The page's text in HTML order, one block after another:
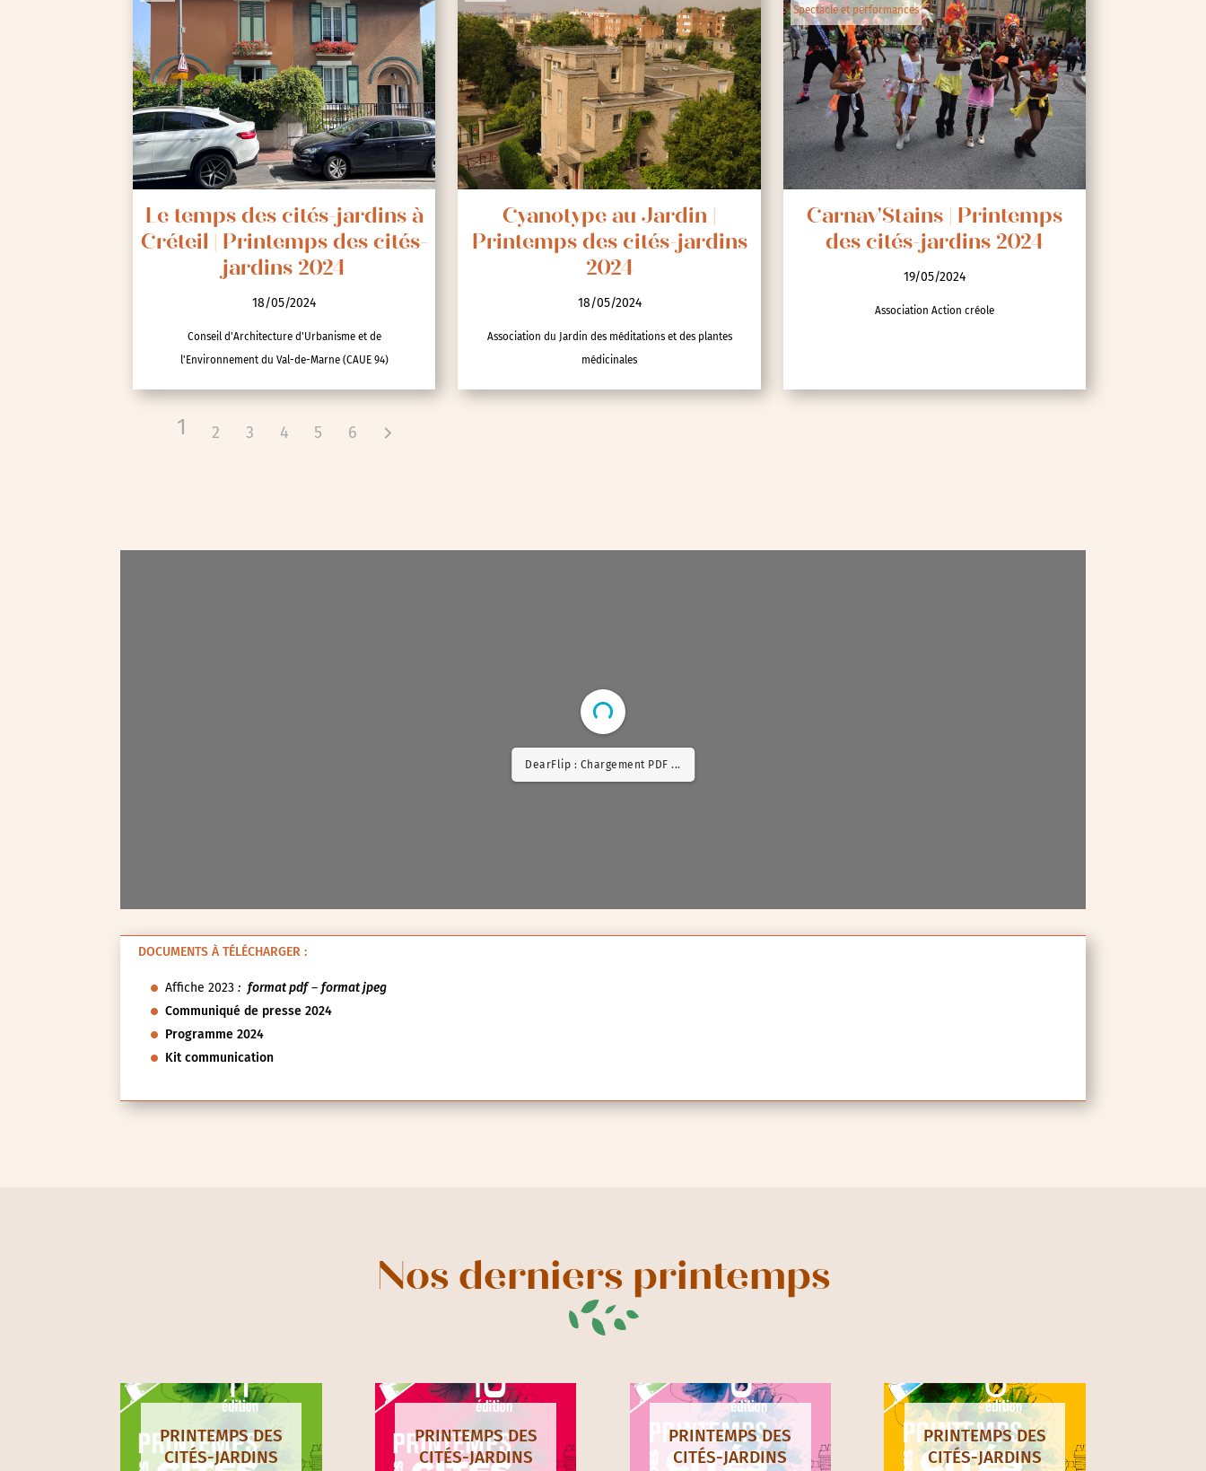
Cinéma
Conférences
Cycle de rencontres
Evenements publics
Expositions
Œuvre collective/participative
Parcours en autonomie
Parole aux habitants
Randonnées
Spectacle et performances
Visites
Voyage d'études
Le temps des cités-jardins à
Créteil | Printemps des cités-
jardins 2024
18/05/2024
Conseil d'Architecture d'Urbanisme et de
l'Environnement du Val-de-Marne (CAUE 94)
Cyanotype au Jardin |
Printemps des cités-jardins
2024
18/05/2024
Association du Jardin des méditations et des plantes
médicinales
Spectacle et performances
Carnav'Stains | Printemps
des cités-jardins 2024
19/05/2024
Association Action créole
1 2 3 4 5 6
DearFlip : Chargement PDF 6% ...
DOCUMENTS À TÉLÉCHARGER :
Affiche 2023 :format pdf–format jpeg
Communiqué de presse 2024
Programme 2024
Kit communication
Nos derniers printemps
PRINTEMPS DES
CITÉS-JARDINS
PRINTEMPS DES
CITÉS-JARDINS
PRINTEMPS DES
CITÉS-JARDINS
PRINTEMPS DES
CITÉS-JARDINS